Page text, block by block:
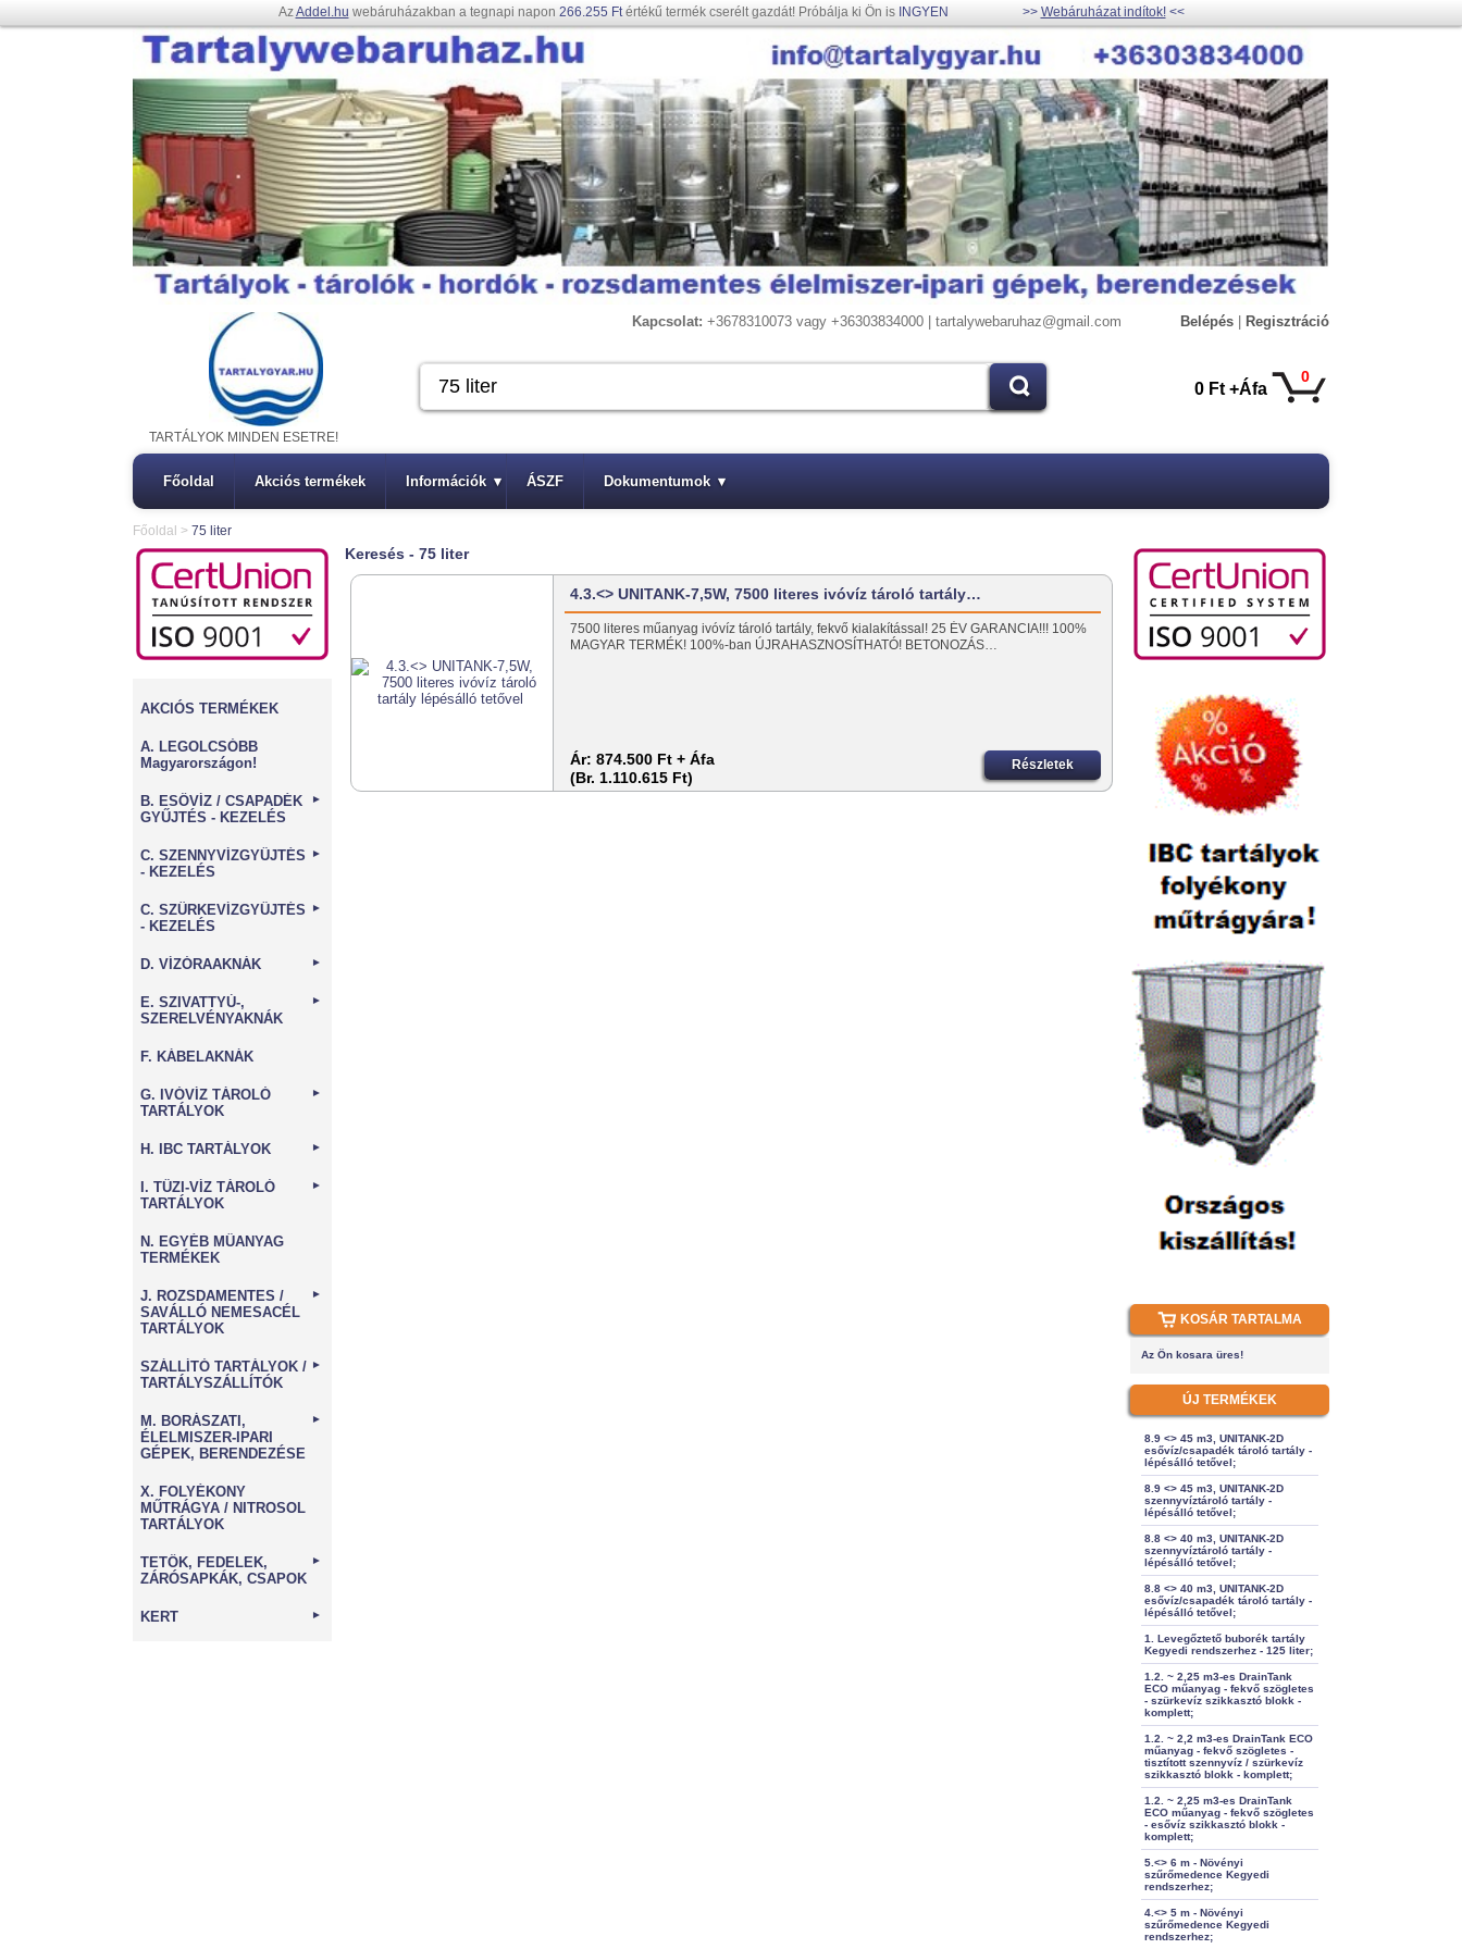
AzAddel.hu webáruházakban a tegnapi napon 266.255 Ftértékű termék cserélt gazdát! Próbálja ki Ön is INGYEN >> Webáruházat indítok!<<
Kapcsolat: +3678310073 vagy +36303834000 | tartalywebaruhaz@gmail.com Belépés Regisztráció
0
0 Ft +Áfa
TARTÁLYOK MINDEN ESETRE!
Főoldal Akciós termékek Információk ▾ ÁSZF Dokumentumok ▾
Főoldal > 75 liter
AKCIÓS TERMÉKEK
A. LEGOLCSÓBB
Magyarországon!
B. ESŐVÍZ / CSAPADÉK
GYŰJTÉS - KEZELÉS
►
C. SZENNYVÍZGYŰJTÉS
- KEZELÉS
►
C. SZÜRKEVÍZGYŰJTÉS
- KEZELÉS
►
D. VÍZÓRAAKNÁK ►
E. SZIVATTYÚ-,
SZERELVÉNYAKNÁK
►
F. KÁBELAKNÁK
G. IVÓVÍZ TÁROLÓ
TARTÁLYOK
►
H. IBC TARTÁLYOK ►
I. TŰZI-VÍZ TÁROLÓ
TARTÁLYOK
►
N. EGYÉB MŰANYAG
TERMÉKEK
J. ROZSDAMENTES /
SAVÁLLÓ NEMESACÉL
TARTÁLYOK
►
SZÁLLÍTÓ TARTÁLYOK /
TARTÁLYSZÁLLÍTÓK
►
M. BORÁSZATI,
ÉLELMISZER-IPARI
GÉPEK, BERENDEZÉSE
►
X. FOLYÉKONY
MŰTRÁGYA / NITROSOL
TARTÁLYOK
TETŐK, FEDELEK,
ZÁRÓSAPKÁK, CSAPOK
►
KERT ►
Keresés - 75 liter
4.3.<> UNITANK-7,5W, 7500 literes ivóvíz tároló tartály…
7500 literes műanyag ivóvíz tároló tartály, fekvő kialakítással! 25 ÉV GARANCIA!!! 100%
MAGYAR TERMÉK! 100%-ban ÚJRAHASZNOSÍTHATÓ! BETONOZÁS…
Ár: 874.500 Ft + Áfa
(Br. 1.110.615 Ft)
Részletek
KOSÁR TARTALMA
Az Ön kosara üres!
ÚJ TERMÉKEK
8.9 <> 45 m3, UNITANK-2D
esővíz/csapadék tároló tartály -
lépésálló tetővel;
8.9 <> 45 m3, UNITANK-2D
szennyvíztároló tartály -
lépésálló tetővel;
8.8 <> 40 m3, UNITANK-2D
szennyvíztároló tartály -
lépésálló tetővel;
8.8 <> 40 m3, UNITANK-2D
esővíz/csapadék tároló tartály -
lépésálló tetővel;
1. Levegőztető buborék tartály
Kegyedi rendszerhez - 125 liter;
1.2. ~ 2,25 m3-es DrainTank
ECO műanyag - fekvő szögletes
- szürkevíz szikkasztó blokk -
komplett;
1.2. ~ 2,2 m3-es DrainTank ECO
műanyag - fekvő szögletes -
tisztított szennyvíz / szürkevíz
szikkasztó blokk - komplett;
1.2. ~ 2,25 m3-es DrainTank
ECO műanyag - fekvő szögletes
- esővíz szikkasztó blokk -
komplett;
5.<> 6 m - Növényi
szűrőmedence Kegyedi
rendszerhez;
4.<> 5 m - Növényi
szűrőmedence Kegyedi
rendszerhez;